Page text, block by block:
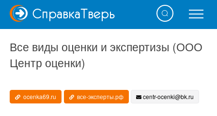
СправкаТверь
Все виды оценки и экспертизы (ООО
Центр оценки)
ocenka69.ru все-эксперты.рф centr-ocenki@bk.ru